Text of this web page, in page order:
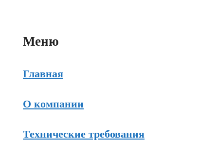
Меню
Главная
О компании
Технические требования